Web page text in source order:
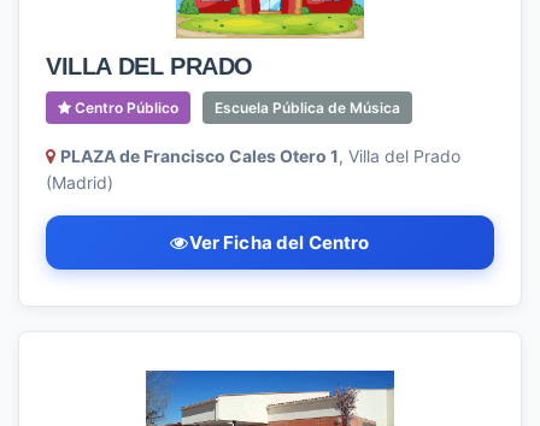
VILLA DEL PRADO
Centro Público Escuela Pública de Música
PLAZA de Francisco Cales Otero 1, Villa del Prado
(Madrid)
Ver Ficha del Centro